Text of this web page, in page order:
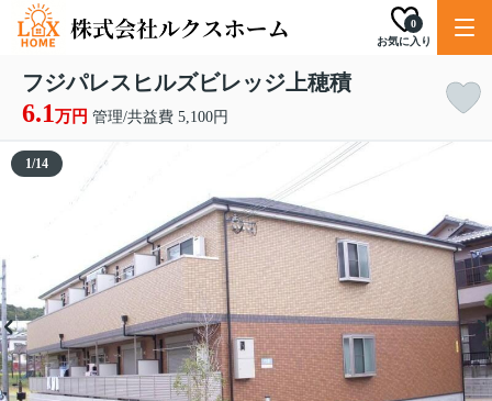
お気に入り
0
フジパレスヒルズビレッジ上穂積
6.1万円 管理/共益費 5,100円
1/14